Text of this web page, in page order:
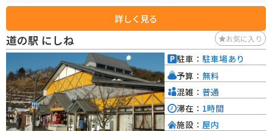
フが館内外にちりばめられています。賢治の世界観に触れられるスポットと
して、多くの観光客が訪れます。 道の駅には、地元の農産物や特産品を販売
する直売所があり、新鮮な野菜や果物、お土産などを購入することができま
す。レストランでは、地元産の食材を使った郷土料理や、ここでしか味わえ
ないオリジナルメニューも楽しめます。軽食コーナーには、ソフトクリーム
や地元産の牛乳を使ったスイーツもあり、休憩にも最適です。 バイクで訪れ
る方は、道の駅には広い駐車場が完備されているので、安心して駐車できま
す。ツーリングの休憩地点として利用したり、周辺の観光スポットへの拠点
としても便利です。 周辺には、石川啄木記念館や、盛岡手づくり村など、観
光スポットも点在しています。少し足を延ばせば、小岩井農場や、十和田八
幡平国立公園など、自然豊かな景勝地にもアクセスできます。 名産品として
詳しく見る
道の駅 にしね お気に入り
駐車： 駐車場あり
予算： 無料
混雑： 普通
滞在： 1時間
施設： 屋内